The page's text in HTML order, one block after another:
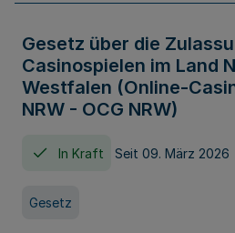
Gesetz über die
Casinospielen im Land
Westfalen (Online-
NRW - OCG NRW)
In Kraft Seit 09. März 2026
Gesetz